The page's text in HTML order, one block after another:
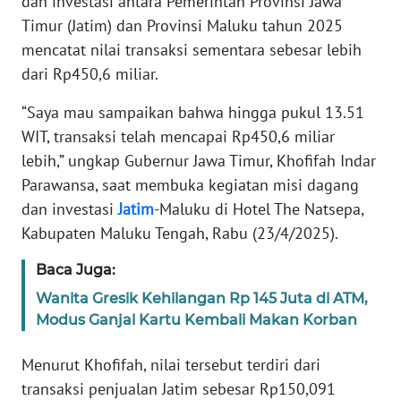
Timur (Jatim) dan Provinsi Maluku tahun 2025
mencatat nilai transaksi sementara sebesar lebih
dari Rp450,6 miliar.
“Saya mau sampaikan bahwa hingga pukul 13.51
WIT, transaksi telah mencapai Rp450,6 miliar
lebih,” ungkap Gubernur Jawa Timur, Khofifah Indar
Parawansa, saat membuka kegiatan misi dagang
dan investasiJatim-Maluku di Hotel The Natsepa,
Kabupaten Maluku Tengah, Rabu (23/4/2025).
Baca Juga:
Wanita Gresik Kehilangan Rp 145 Juta di ATM,
Modus Ganjal Kartu Kembali Makan Korban
Menurut Khofifah, nilai tersebut terdiri dari
transaksi penjualan Jatim sebesar Rp150,091
Wahana
News
Regional
WN
SUMUT
JAKARTA
JABAR